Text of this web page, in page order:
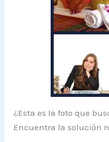
¿Esta es la foto que
Encuentra la solución